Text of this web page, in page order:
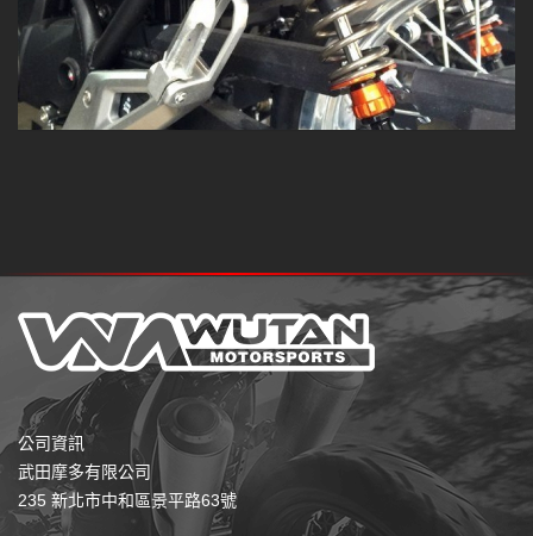
公司資訊
武田摩多有限公司
235 新北市中和區景平路63號